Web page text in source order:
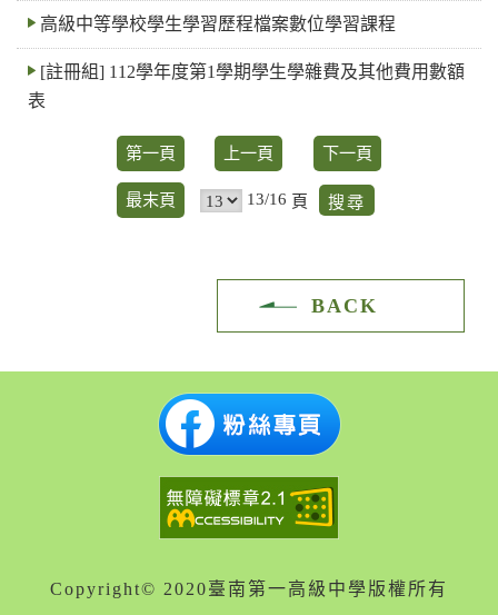
高級中等學校學生學習歷程檔案數位學習課程
[註冊組] 112學年度第1學期學生學雜費及其他費用數額
表
第一頁 上一頁 下一頁
最末頁 13/16 頁
BACK
Copyright© 2020臺南第一高級中學版權所有